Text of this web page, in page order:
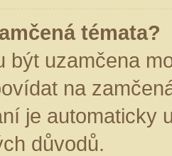
témata?
být uzamčena
na
je automaticky
důvodů.